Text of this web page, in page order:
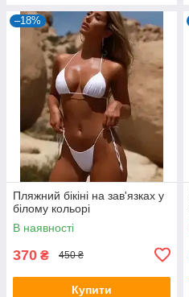
–18%
Пляжний бікіні на зав'язках у
білому кольорі
В наявності
370 ₴ 450 ₴
Купити